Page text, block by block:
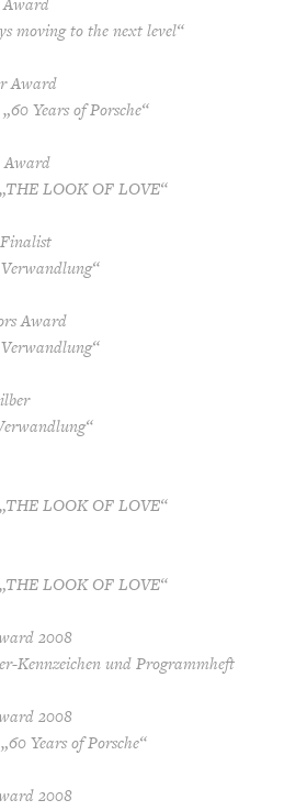
moving to the next level“
Award
Years of Porsche“
Award
LOOK OF LOVE“
Award
LOOK OF LOVE“
LOOK OF LOVE“
2008
Kennzeichen und Programmheft
2008
Years of Porsche“
2008